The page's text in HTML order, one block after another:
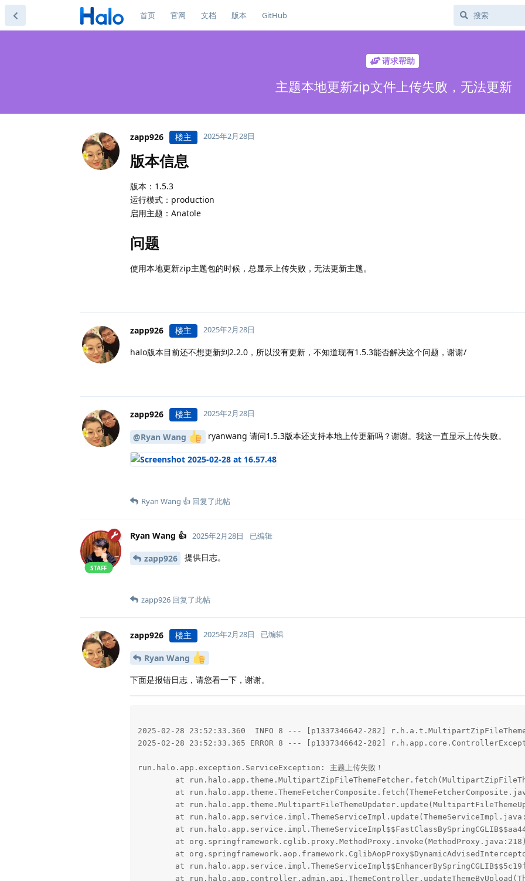
首页 官网 文档 版本 GitHub
请求帮助
主题本地更新zip文件上传失败，无法更新
zapp926 楼主 2025年2月28日
版本信息
版本：1.5.3
运行模式：production
启用主题：Anatole
问题
使用本地更新zip主题包的时候，总显示上传失败，无法更新主题。
zapp926 楼主 2025年2月28日
halo版本目前还不想更新到2.2.0，所以没有更新，不知道现有1.5.3能否解决这个问题，谢谢/
zapp926 楼主 2025年2月28日
@Ryan Wang ryanwang 请问1.5.3版本还支持本地上传更新吗？谢谢。我这一直显示上传失败。
Ryan Wang 👍 回复了此帖
Ryan Wang 👍
STAFF
2025年2月28日 已编辑
zapp926 提供日志。
zapp926 回复了此帖
zapp926 楼主 2025年2月28日 已编辑
Ryan Wang
下面是报错日志，请您看一下，谢谢。